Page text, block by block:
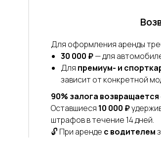
Для оформления аренды
30 000 ₽— для
Для премиум- и
зависит от конкретной
90% залога возвращается
Оставшиеся 10 000 ₽
штрафов в течение 14 дней.
🔓 При аренде с водителем